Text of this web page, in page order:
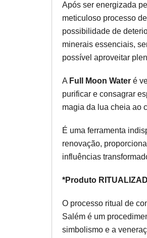
Após ser energizada
meticuloso processo
possibilidade de
minerais essenciais,
possível aproveitar
A Full Moon Water é
purificar e consagrar
magia da lua cheia ao
É uma ferramenta
renovação,
influências
*Produto
O processo ritual de
Salém é um
simbolismo e a